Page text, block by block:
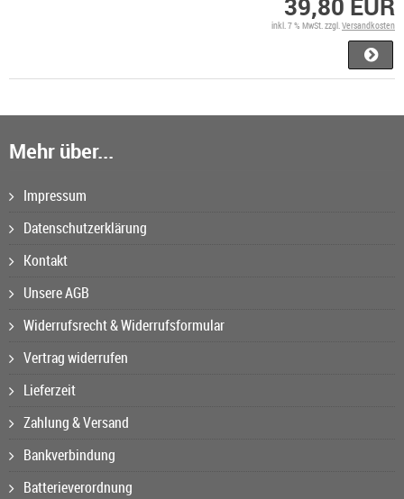
39,80 EUR
inkl. 7 % MwSt. zzgl.Versandkosten
Mehr über...
Impressum
Datenschutzerklärung
Kontakt
Unsere AGB
Widerrufsrecht & Widerrufsformular
Vertrag widerrufen
Lieferzeit
Zahlung & Versand
Bankverbindung
Batterieverordnung